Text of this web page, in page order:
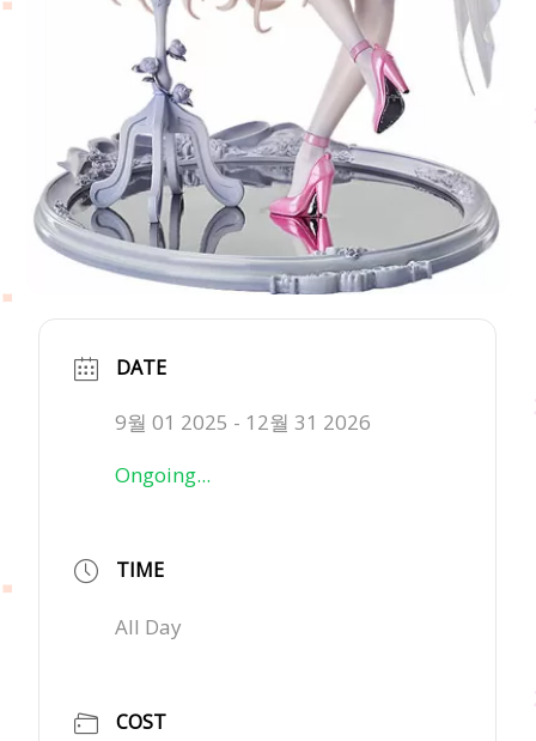
DATE
9월 01 2025 - 12월 31 2026
Ongoing...
TIME
All Day
COST